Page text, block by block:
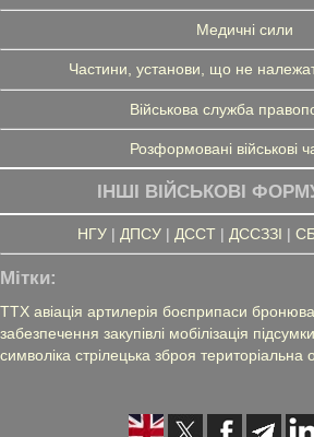
Медичні сили
Частини, установи, що не
Військова служба
Розформовані військові
ІНШІ ВІЙСЬКОВІ
НГУ| ДПСУ| ДССТ| ДССЗЗІ |
Мітки:
ТТХ авіація артилерія боєприпаси
забезпечення закупівлі мобілізація підсумки
символіка стрілецька зброя територіальна